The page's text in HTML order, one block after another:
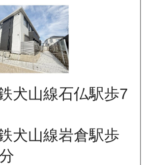
犬山線石仏駅歩7
犬山線岩倉駅歩